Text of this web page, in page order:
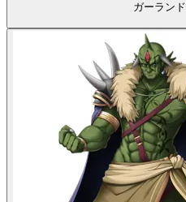
ガーランド